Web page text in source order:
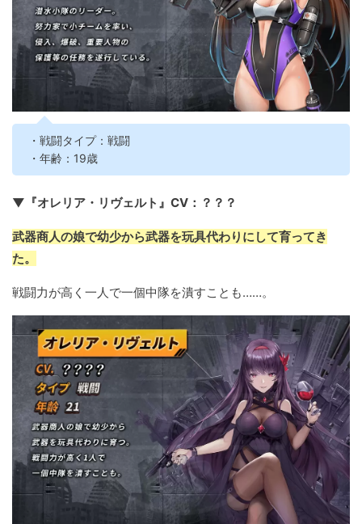
・戦闘タイプ：戦闘
・年齢：19歳
▼『オレリア・リヴェルト』CV：？？？
武器商人の娘で幼少から武器を玩具代わりにして育ってき
た。
戦闘力が高く一人で一個中隊を潰すことも……。